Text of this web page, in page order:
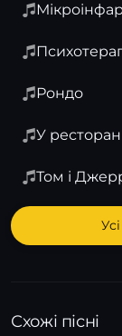
Рондо
У
Том і
Схожі пісні